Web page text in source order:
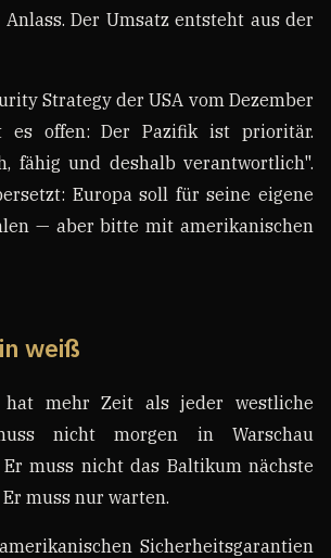
Der Umsatz entsteht aus der
Strategy der USA vom Dezember
es offen: Der Pazifik ist prioritär.
fähig und deshalb verantwortlich".
Europa soll für seine eigene
— aber bitte mit amerikanischen
weiß
mehr Zeit als jeder westliche
nicht morgen in Warschau
muss nicht das Baltikum nächste
muss nur warten.
Sicherheitsgarantien